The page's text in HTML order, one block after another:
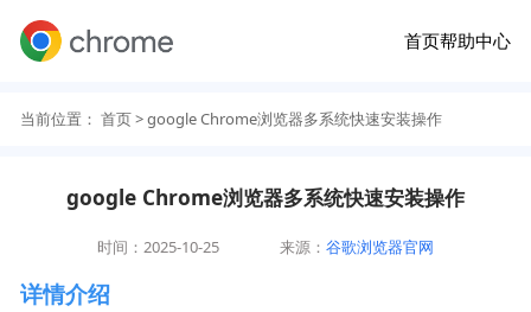
首页帮助中心
当前位置： 首页> google Chrome浏览器多系统快速安装操作
google Chrome浏览器多系统快速安装操作
时间：2025-10-25 来源：谷歌浏览器官网
详情介绍